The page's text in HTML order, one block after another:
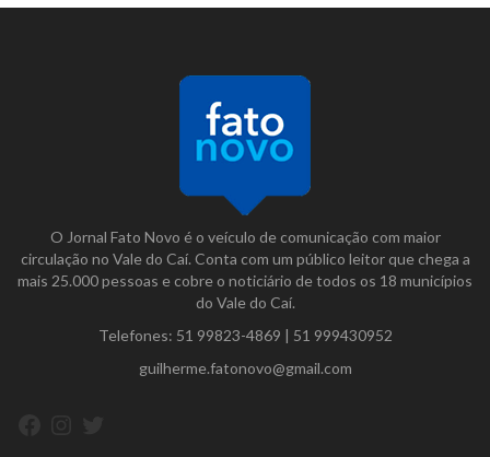
O Jornal Fato Novo é o veículo de comunicação com maior
circulação no Vale do Caí. Conta com um público leitor que chega a
mais 25.000 pessoas e cobre o noticiário de todos os 18 municípios
do Vale do Caí.
Telefones: 51 99823-4869 | 51 999430952
guilherme.fatonovo@gmail.com